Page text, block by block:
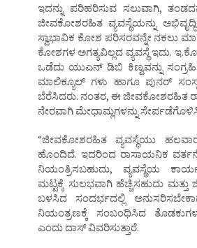
ಇದನ್ನು ಪರಿಹರಿಸುವ ಸಲುವಾಗಿ,
ಜೀವಕೋಶರಹಿತ ವ್ಯವಸ್ಥೆಯನ್ನು
ಸ್ವಾಭಾವಿಕ ಕೋಶ ಪರಿಸರವನ್ನೇ ನಕಲು
ಕೋಶಗಳ ಅಗತ್ಯವಿಲ್ಲದ ವ್ಯವಸ್ಥೆ ಇದು.
ಒಡೆದು ಯುಎನ್ ಡಿಬಿ ಕಿಣ್ವವನ್ನು
ಮಾಲಿಕ್ಯೂಲ್ ಗಳು ಹಾಗೂ ಪುನರ್
ಬೆರೆಸಿದರು. ನಂತರ, ಈ ಜೀವಕೋಶರಹಿತ
ನೇರವಾಗಿ ಮೇಧಾಮ್ಲಗಳನ್ನು
“ಜೀವಕೋಶರಹಿತ ವ್ಯವಸ್ಥೆಯು
ಹೊಂದಿದೆ. ಇದರಿಂದ ರಾಸಾಯನಿಕ
ನಿಯಂತ್ರಿಸಬಹುದು, ವ್ಯವಸ್ಥೆಯ
ಮಟ್ಟಕ್ಕೆ ಸುಲಭವಾಗಿ ಹೆಚ್ಚಿಸಹುದು ಮತ್ತು
ಬಳಸಿದ ಸಂದರ್ಭದಲ್ಲಿ
ನಿಯಂತ್ರಣಕ್ಕೆ ಸಂಬಂಧಿಸಿದ
ಎಂದು ದಾಸ್ ವಿವರಿಸುತ್ತಾರೆ.